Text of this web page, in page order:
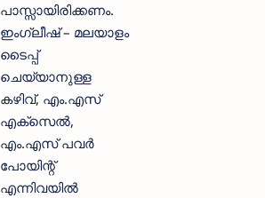
പാസ്സായിരിക്കണം.
ഇംഗ്ലീഷ് – മലയാളം
ടൈപ്പ്
ചെയ്യാനുള്ള
കഴിവ്, എം.എസ്
എക്സെൽ,
എം.എസ് പവർ
പോയിന്റ്
എന്നിവയിൽ